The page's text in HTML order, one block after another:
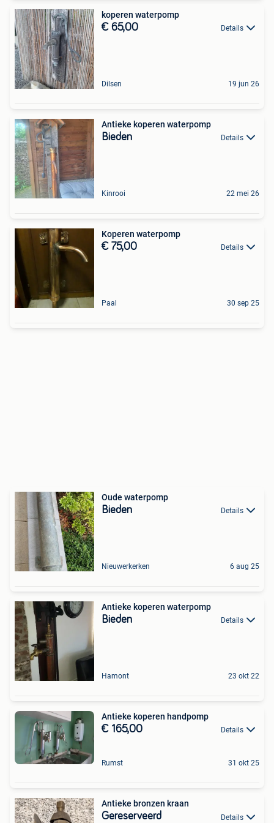
koperen waterpomp
€ 65,00 Details
Dilsen 19 jun 26
Antieke koperen waterpomp
Bieden Details
Kinrooi 22 mei 26
Koperen waterpomp
€ 75,00 Details
Paal 30 sep 25
Oude waterpomp
Bieden Details
Nieuwerkerken 6 aug 25
Antieke koperen waterpomp
Bieden Details
Hamont 23 okt 22
Antieke koperen handpomp
€ 165,00 Details
Rumst 31 okt 25
Antieke bronzen kraan
Gereserveerd Details